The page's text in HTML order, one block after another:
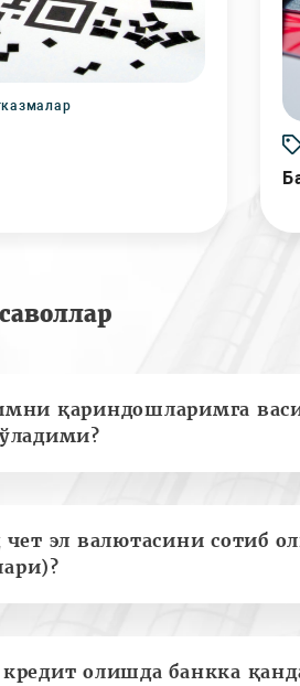
қариндошларимга
эл валютасини сотиб
олишда банкка